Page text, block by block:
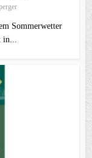
Sommerwetter
in...